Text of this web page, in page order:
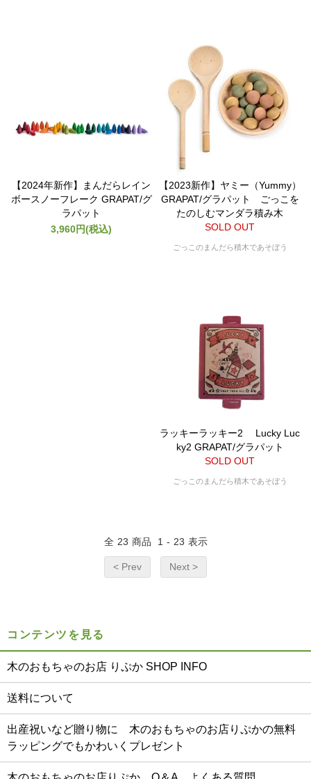
【2024年新作】まんだらレイン
ボースノーフレーク GRAPAT/グ
ラパット
3,960円(税込)
【2023新作】ヤミー（Yummy）
GRAPAT/グラパット ごっこを
たのしむマンダラ積み木
SOLD OUT
ごっこのまんだら積木であそぼう
ラッキーラッキー2 Lucky Luc
ky2 GRAPAT/グラパット
SOLD OUT
ごっこのまんだら積木であそぼう
全 23 商品 1 - 23 表示
< Prev Next >
コンテンツを見る
木のおもちゃのお店 りぷか SHOP INFO
送料について
出産祝いなど贈り物に 木のおもちゃのお店りぷかの無料
ラッピングでもかわいくプレゼント